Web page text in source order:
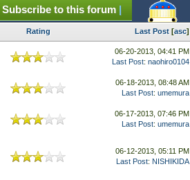
Subscribe to this forum |
Rating Last Post [asc]
06-20-2013, 04:41 PM
Last Post: naohiro0104
06-18-2013, 08:48 AM
Last Post: umemura
06-17-2013, 07:46 PM
Last Post: umemura
06-12-2013, 05:11 PM
Last Post: NISHIKIDA